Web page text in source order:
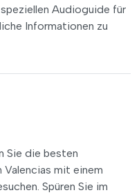
Audioguide für
Informationen zu
Sie die besten
mit einem
Spüren Sie im